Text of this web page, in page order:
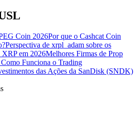
lucrativo
Coin 2026Por que o Cashcat Coin
Perspectiva de xrpl_adam sobre os
XRP em 2026Melhores Firmas de Prop
Funciona o Trading
das Ações da SanDisk (SNDK)